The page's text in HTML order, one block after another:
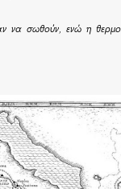
να σωθούν, ενώ η